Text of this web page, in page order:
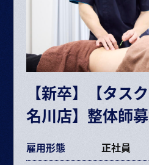
ボーナス・
昇給 半年
※給与は
※試用期間6ヶ
※固定残業時間
交通費規
各種手当
【新卒】【タス
名川店】整体師募
雇用形態
正社員